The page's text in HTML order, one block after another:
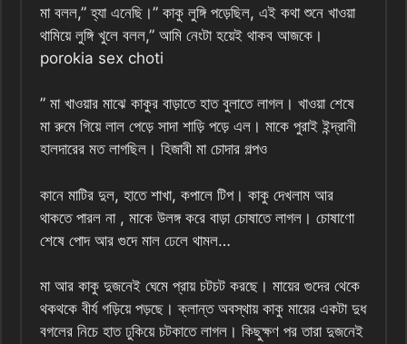
মা বলল,” হ্যা এনেছি।” কাকু লুঙ্গি পড়েছিল, এই কথা শুনে খাওয়া
থামিয়ে লুঙ্গি খুলে বলল,” আমি নেংটা হয়েই থাকব আজকে।
porokia sex choti
” মা খাওয়ার মাঝে কাকুর বাড়াতে হাত বুলাতে লাগল। খাওয়া শেষে
মা রুমে গিয়ে লাল পেড়ে সাদা শাড়ি পড়ে এল। মাকে পুরাই ইন্দ্রানী
হালদারের মত লাগছিল। হিজাবী মা চোদার গল্পও
কানে মাটির দুল, হাতে শাখা, কপালে টিপ। কাকু দেখলাম আর
থাকতে পারল না , মাকে উলঙ্গ করে বাড়া চোষাতে লাগল। চোষাণো
শেষে পোদ আর গুদে মাল ঢেলে থামল…
মা আর কাকু দুজনেই ঘেমে প্রায় চটচট করছে। মায়ের গুদের থেকে
থকথকে বীর্য গড়িয়ে পড়ছে। ক্লান্ত অবস্থায় কাকু মায়ের একটা দুধ
বগলের নিচে হাত ঢুকিয়ে চটকাতে লাগল। কিছুক্ষণ পর তারা দুজনেই